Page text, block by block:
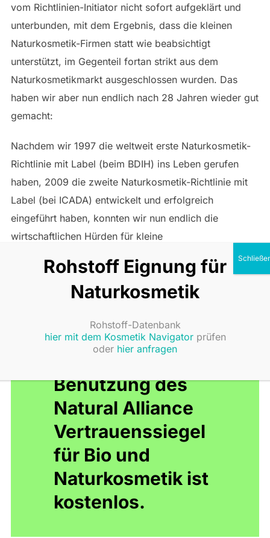
vom Richtlinien-Initiator nicht sofort aufgeklärt und
unterbunden, mit dem Ergebnis, dass die kleinen
Naturkosmetik-Firmen statt wie beabsichtigt
unterstützt, im Gegenteil fortan strikt aus dem
Naturkosmetikmarkt ausgeschlossen wurden. Das
haben wir aber nun endlich nach 28 Jahren wieder gut
gemacht:
Nachdem wir 1997 die weltweit erste Naturkosmetik-
Richtlinie mit Label (beim BDIH) ins Leben gerufen
haben, 2009 die zweite Naturkosmetik-Richtlinie mit
Label (bei ICADA) entwickelt und erfolgreich
eingeführt haben, konnten wir nun endlich die
wirtschaftlichen Hürden für kleine
Naturkosmetik-Richtlinie “Natural Alliance” mit
Vertrauenssiegel analog basierend auf denselben
Kriterien entwickeln, aber die
Benutzung des
Natural Alliance
Vertrauenssiegel
für Bio und
Naturkosmetik ist
kostenlos.
Rohstoff Eignung für
Naturkosmetik
Rohstoff-Datenbank
hier mit dem Kosmetik Navigatorprüfen
oder hier anfragen